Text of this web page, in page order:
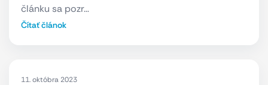
článku sa pozr…
Čítať článok
11. októbra 2023